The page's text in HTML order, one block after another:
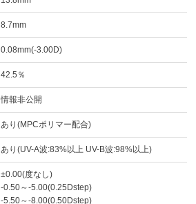
8.7mm
0.08mm(-3.00D)
42.5％
情報非公開
あり(MPCポリマー配合)
あり(UV-A波:83%以上 UV-B波:98%以上)
±0.00(度なし)
-0.50～-5.00(0.25Dstep)
-5.50～-8.00(0.50Dstep)